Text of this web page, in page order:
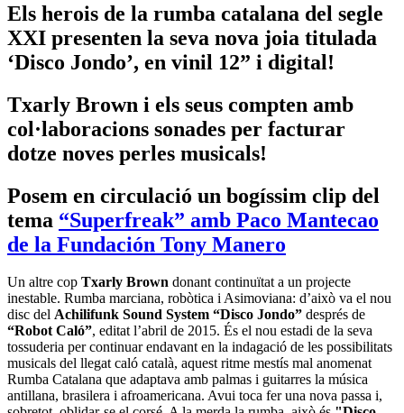
Els herois de la rumba catalana del segle
XXI presenten la seva nova joia titulada
‘Disco Jondo’, en vinil 12” i digital!
Txarly Brown i els seus compten amb
col·laboracions sonades per facturar
dotze noves perles musicals!
Posem en circulació un bogíssim clip del
tema “Superfreak” amb Paco Mantecao
de la Fundación Tony Manero
Un altre cop Txarly Brown donant continuïtat a un projecte
inestable. Rumba marciana, robòtica i Asimoviana: d’això va el nou
disc del Achilifunk Sound System “Disco Jondo” després de
“Robot Caló”, editat l’abril de 2015. És el nou estadi de la seva
tossuderia per continuar endavant en la indagació de les possibilitats
musicals del llegat caló català, aquest ritme mestís mal anomenat
Rumba Catalana que adaptava amb palmas i guitarres la música
antillana, brasilera i afroamericana. Avui toca fer una nova passa i,